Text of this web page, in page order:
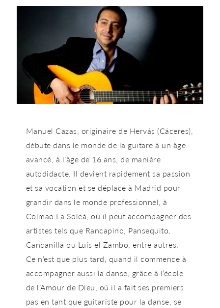
Manuel Cazas, originaire de Hervás (Cáceres),
débute dans le monde de la guitare à un âge
avancé, à l’âge de 16 ans, de manière
autodidacte. Il devient rapidement sa passion
et sa vocation et se déplace à Madrid pour
grandir dans le monde professionnel, à
Colmao La Soleá, où il peut accompagner des
artistes tels que Rancapino, Pansequito,
Cancanilla ou Luis el Zambo, entre autres.
Ce n’est que plus tard, quand il commence à
accompagner aussi la danse, grâce à l’école
de l’Amour de Dieu, où il a fait ses premiers
pas en tant que guitariste pour la danse, se